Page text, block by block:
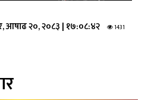
आषाढ २०, २०८३ | १७:०८:४२ 1431